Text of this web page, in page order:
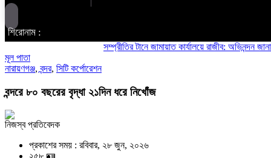
শিরোনাম :
সম্প্রীতির টানে জামায়াত কার্যালয়ে রাজীব: অভিনন্দন জানালো
মূল পাতা
নারায়ণগঞ্জ, বন্দর, সিটি কর্পোরেশন
বন্দরে ৮০ বছরের বৃদ্ধা ২১দিন ধরে নিখোঁজ
নিজস্ব প্রতিবেদক
প্রকাশের সময় : রবিবার, ২৮ জুন, ২০২৬